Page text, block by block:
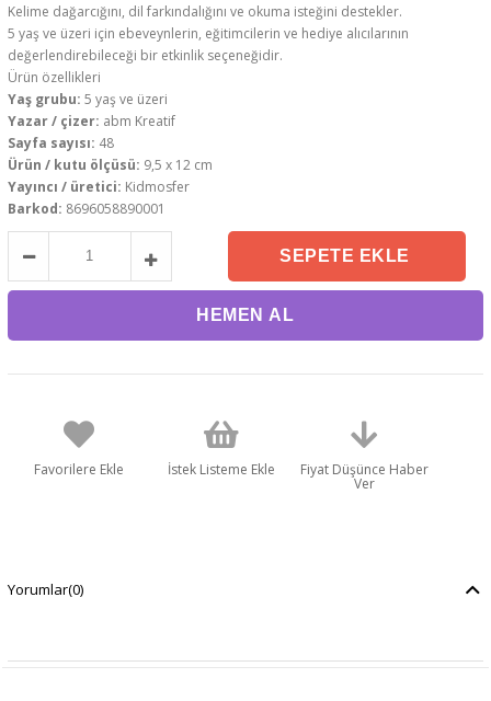
Kelime dağarcığını, dil farkındalığını ve okuma isteğini destekler.
5 yaş ve üzeri için ebeveynlerin, eğitimcilerin ve hediye alıcılarının
değerlendirebileceği bir etkinlik seçeneğidir.
Ürün özellikleri
Yaş grubu: 5 yaş ve üzeri
Yazar / çizer: abm Kreatif
Sayfa sayısı: 48
Ürün / kutu ölçüsü: 9,5 x 12 cm
Yayıncı / üretici: Kidmosfer
Barkod: 8696058890001
Favorilere Ekle İstek Listeme Ekle Fiyat Düşünce Haber
Ver
Yorumlar(0)